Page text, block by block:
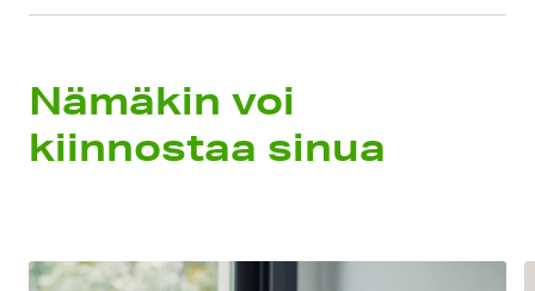
Nämäkin voi
kiinnostaa sinua